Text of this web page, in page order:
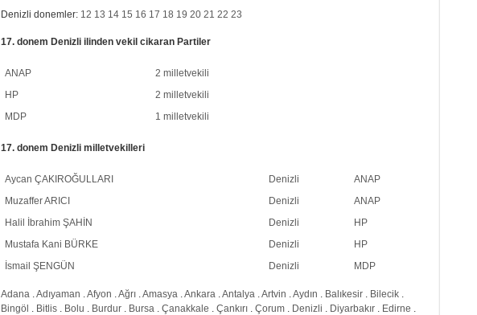
Denizli donemler: 12 13 14 15 16 17 18 19 20 21 22 23
17. donem Denizli ilinden vekil cikaran Partiler
ANAP
2 milletvekili
HP
2 milletvekili
MDP
1 milletvekili
17. donem Denizli milletvekilleri
Aycan ÇAKIROĞULLARI Denizli
ANAP
Muzaffer ARICI
Denizli
ANAP
Halil İbrahim ŞAHİN
Denizli
HP
Mustafa Kani BÜRKE
Denizli
HP
İsmail ŞENGÜN
Denizli MDP
Adana .Adıyaman .Afyon .Ağrı .Amasya .Ankara .Antalya .Artvin .Aydın . Balıkesir . Bilecik .
Bingöl . Bitlis . Bolu . Burdur . Bursa . Çanakkale . Çankırı . Çorum . Denizli . Diyarbakır . Edirne .